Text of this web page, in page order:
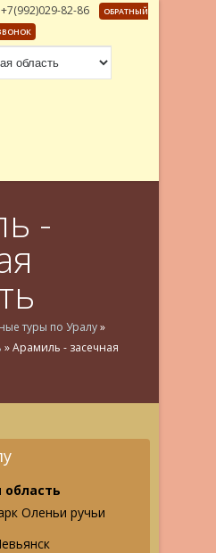
+7(992)029-82-86
ОБРАТНЫЙ
-
туры по Уралу»
»Арамиль - засечная
область
Оленьи ручьи